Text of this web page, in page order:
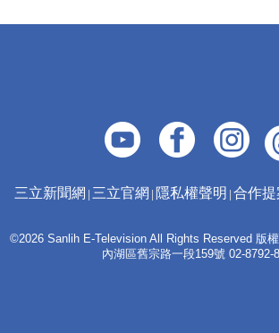
三立新聞網 三立官網 隱私權聲明 合作提
©2026 Sanlih E-Television All Rights Reserved 版
內湖區舊宗路一段159號 02-8792-